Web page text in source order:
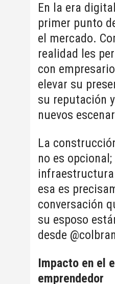
En la era
primer punto
el mercado.
realidad les
con
elevar su
su reputación
nuevos
La
no es opcional;
esa es
conversación
su esposo
desde
Impacto en el
emprendedor